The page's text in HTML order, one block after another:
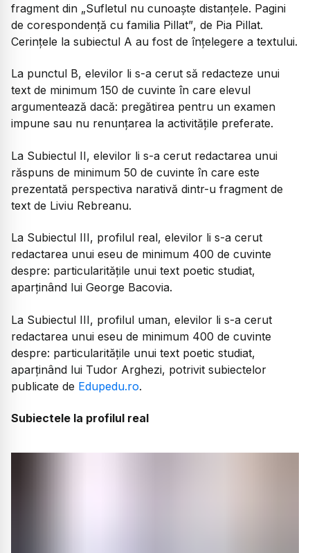
fragment din „Sufletul nu cunoaște distanțele. Pagini
de corespondență cu familia Pillat”, de Pia Pillat.
Cerințele la subiectul A au fost de înțelegere a textului.
La punctul B, elevilor li s-a cerut să redacteze unui
text de minimum 150 de cuvinte în care elevul
argumentează dacă: pregătirea pentru un examen
impune sau nu renunțarea la activitățile preferate.
La Subiectul II, elevilor li s-a cerut redactarea unui
răspuns de minimum 50 de cuvinte în care este
prezentată perspectiva narativă dintr-u fragment de
text de Liviu Rebreanu.
La Subiectul III, profilul real, elevilor li s-a cerut
redactarea unui eseu de minimum 400 de cuvinte
despre: particularitățile unui text poetic studiat,
aparținând lui George Bacovia.
La Subiectul III, profilul uman, elevilor li s-a cerut
redactarea unui eseu de minimum 400 de cuvinte
despre: particularitățile unui text poetic studiat,
aparținând lui Tudor Arghezi, potrivit subiectelor
publicate de Edupedu.ro.
Subiectele la profilul real